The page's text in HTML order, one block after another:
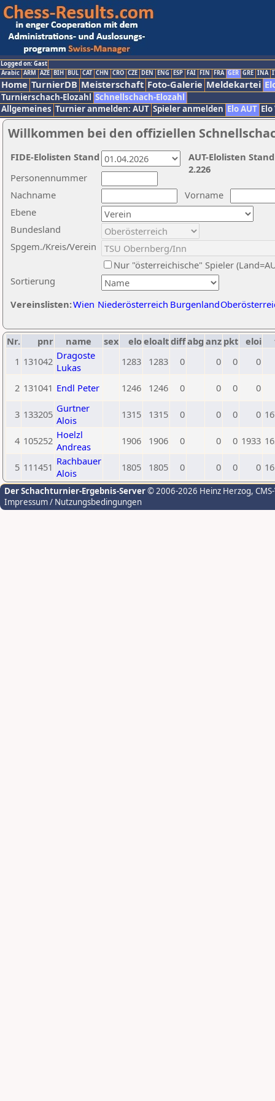
Logged on: Gast
Arabic ARM AZE BIH BUL CAT CHN CRO CZE DEN ENG ESP FAI FIN FRA GER GRE INA
Home TurnierDB Meisterschaft Foto-Galerie Meldekartei
Turnierschach-Elozahl Schnellschach-Elozahl
Allgemeines Turnier anmelden: AUT Spieler anmelden Elo AUT
Willkommen bei den offiziellen
Nachname
Vorname
Ebene
Sortierung
Personennummer
Bundesland
Spgem./Kreis/Verein
Nur "österreichische" Spieler
Vereinslisten:Wien Niederösterreich Burgenland
AUT-Elolisten
2.226
FIDE-Elolisten Stand
Nr. pnr name sex eloeloaltdiffabg anz pkt eloi
1 131042 Dragoste
Lukas
1283 1283 0 0 0 0
2 131041 Endl Peter 1246 1246 0 0 0 0
3 133205 Gurtner
Alois
1315 1315 0 0 0 0
4 105252 Hoelzl
Andreas
1906 1906 0 0 0 1933
5 111451 Rachbauer
Alois
1805 1805 0 0 0 0
Der Schachturnier-Ergebnis-Server© 2006-2026 Heinz Herzog,
Impressum / Nutzungsbedingungen